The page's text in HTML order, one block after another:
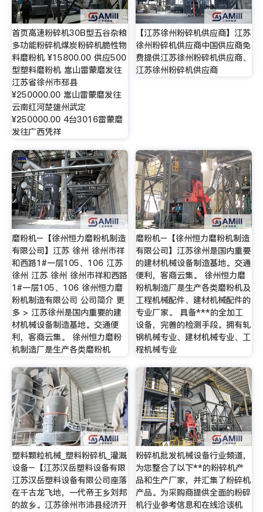
首页高速粉碎机30B型五谷杂粮
多功能粉碎机煤炭粉碎机脆性物
料磨粉机 ¥15800.00 供应500
型塑料磨粉机 嵩山雷蒙磨发往
江苏省徐州市邳县
¥250000.00 嵩山雷蒙磨发往
云南红河楚雄州武定
¥250000.00 4台3016雷蒙磨
发往广西凭祥
【江苏徐州粉碎机供应商】江苏
徐州粉碎机供应商中国供应商免
费提供江苏徐州粉碎机供应商、
江苏徐州粉碎机供应商
磨粉机–【徐州恒力磨粉机制造
有限公司】江苏 徐州 徐州市祥
和西路1#一层105、106 江苏
徐州 江苏 徐州 徐州市祥和西路
1#一层105、106 徐州恒力磨
粉机制造有限公司 公司简介 更
多 > 江苏徐州是国内重要的建
材机械设备制造基地。交通便
利，客商云集。 徐州恒力磨粉
机制造厂是生产各类磨粉机
磨粉机–【徐州恒力磨粉机制造
有限公司】江苏徐州是国内重要
的建材机械设备制造基地。交通
便利，客商云集。 徐州恒力磨
粉机制造厂是生产各类磨粉机及
工程机械配件、建材机械配件的
专业厂家。 具备***的全加工
设备，完善的检测手段。拥有轧
钢机械专业、建材机械专业、工
程机械专业
塑料颗粒机械_塑料粉碎机_灌溉
设备–【江苏汉岳塑料设备有限
江苏汉岳塑料设备有限公司座落
在千古龙飞地，一代帝王乡刘邦
的故乡。江苏徐州市沛县经济开
粉碎机批发机械设备行业频道，
为您整合了以下**的粉碎机产
品和生产厂家，并汇集了粉碎机
产品。为采购商提供全面的粉碎
机行业参考信息和在线洽谈机